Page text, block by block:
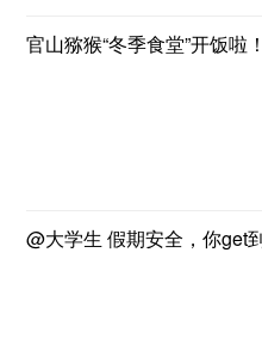
官山猕猴“冬季食堂”开饭啦！
@大学生 假期安全，你get